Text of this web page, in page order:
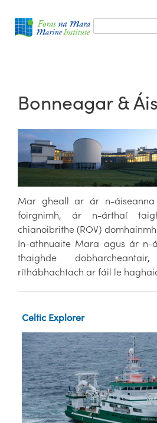
form
Search
Bonneagar &
Mar gheall ar ár n-áiseanna
foirgnimh, ár n-árthaí
chianoibrithe (ROV)
In-athnuaite Mara agus ár n-
thaighde
ríthábhachtach ar fáil le
Celtic Explorer